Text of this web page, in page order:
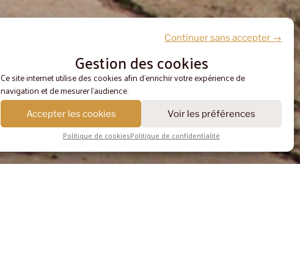
Gestion des cookies
Ce site internet utilise des cookies afin d'enrichir votre expérience de
navigation et de mesurer l'audience.
Accepter les cookies
Continuer sans accepter →
Voir les préférences
Politique de cookiesPolitique de confidentialité